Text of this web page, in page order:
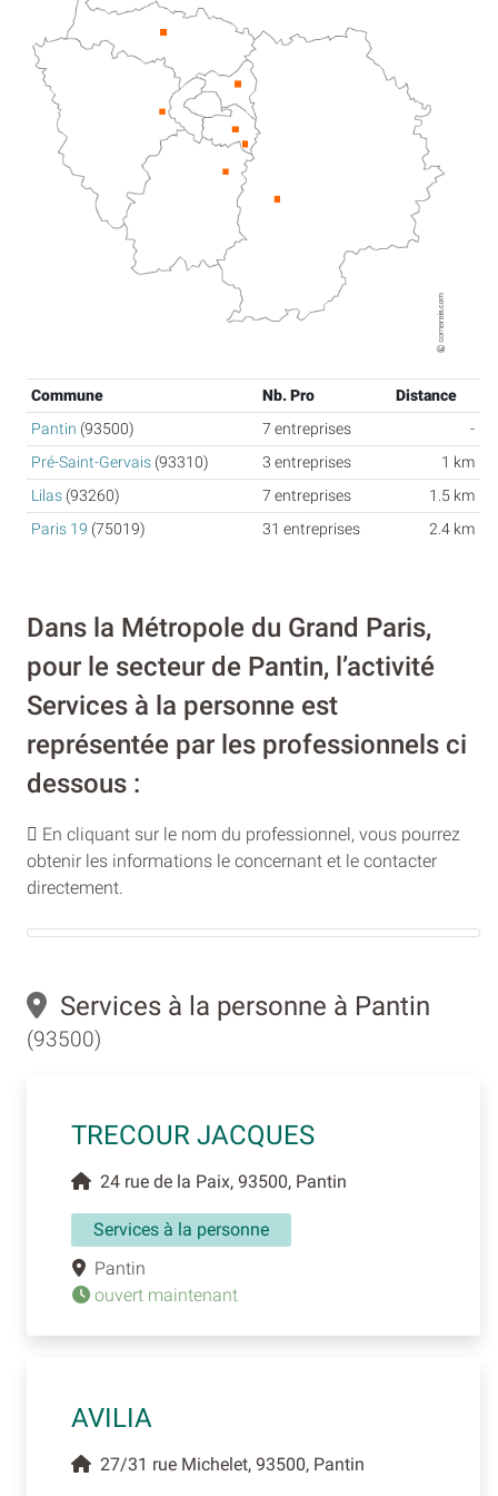
Commune Nb. Pro
Distance
Pantin (93500) 7 entreprises
-
Pré-Saint-Gervais (93310) 3 entreprises
1 km
Lilas (93260) 7 entreprises
1.5 km
Paris 19 (75019) 31 entreprises 2.4 km
Dans la Métropole du Grand Paris,
pour le secteur de Pantin, l’activité
Services à la personne est
représentée par les professionnels ci
dessous :
En cliquant sur le nom du professionnel, vous pourrez
obtenir les informations le concernant et le contacter
directement.
Services à la personne à Pantin
(93500)
TRECOUR JACQUES
24 rue de la Paix, 93500, Pantin
Services à la personne
Pantin
ouvert maintenant
AVILIA
27/31 rue Michelet, 93500, Pantin